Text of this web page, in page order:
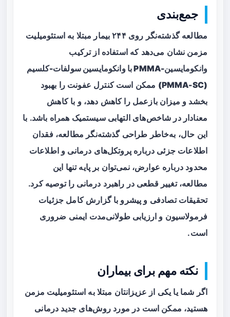
جمع‌بندی
مطالعه گذشته‌نگر روی ۲۴۴ بیمار مبتلا به استئومیلیت
مزمن نشان می‌دهد که استفاده ازترکیب
وانکومایسین-PMMA با وانکومایسین سولفات-کلسیم
(PMMA-SC)
ممکن است کنترل عفونت را بهبود
بخشد و میزان بازعمل را کاهش دهد، و با کاهش
معنادار در شاخص‌های التهابی سیستمیک همراه باشد. با
این حال، به‌خاطر طراحی گذشته‌نگر مطالعه، فقدان
اطلاعات جزئی درباره پروتکل‌های درمانی و اطلاعات
محدود درباره عوارض، نمی‌توان بر پایه تنها این
مطالعه، تغییر قطعی در راهبرد درمانی را توصیه کرد.
تحقیقات تصادفی و پیشرو با گزارش کامل جزئیات
فرمولاسیون و ارزیابی طولانی‌مدت ایمنی ضروری
است.
نکته مهم برای بیماران
اگر شما یا یکی از عزیزانتان مبتلا به استئومیلیت مزمن
هستید، ممکن است در مورد روش‌های جدید درمانی